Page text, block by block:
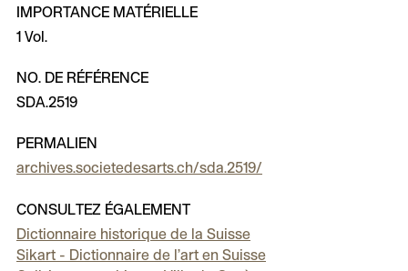
IMPORTANCE MATÉRIELLE
1 Vol.
NO. DE RÉFÉRENCE
SDA.2519
PERMALIEN
archives.societedesarts.ch/sda.2519/
CONSULTEZ ÉGALEMENT
Dictionnaire historique de la Suisse
Sikart - Dictionnaire de l’art en Suisse